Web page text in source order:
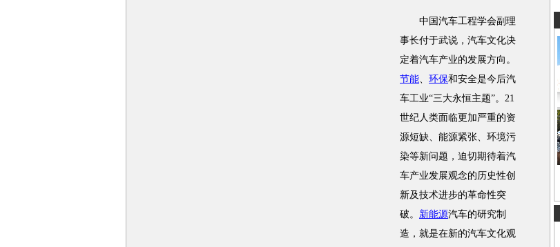
中国汽车工程学会副理
事长付于武说，汽车文化决
定着汽车产业的发展方向。
节能、 环保和安全是今后汽
车工业“三大永恒主题”。21
世纪人类面临更加严重的资
源短缺、能源紧张、环境污
染等新问题，迫切期待着汽
车产业发展观念的历史性创
新及技术进步的革命性突
破。 新能源汽车的研究制
造，就是在新的汽车文化观